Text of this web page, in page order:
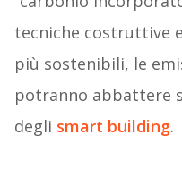
tecniche costruttive
più sostenibili, le
potranno abbattere
degli smart building.